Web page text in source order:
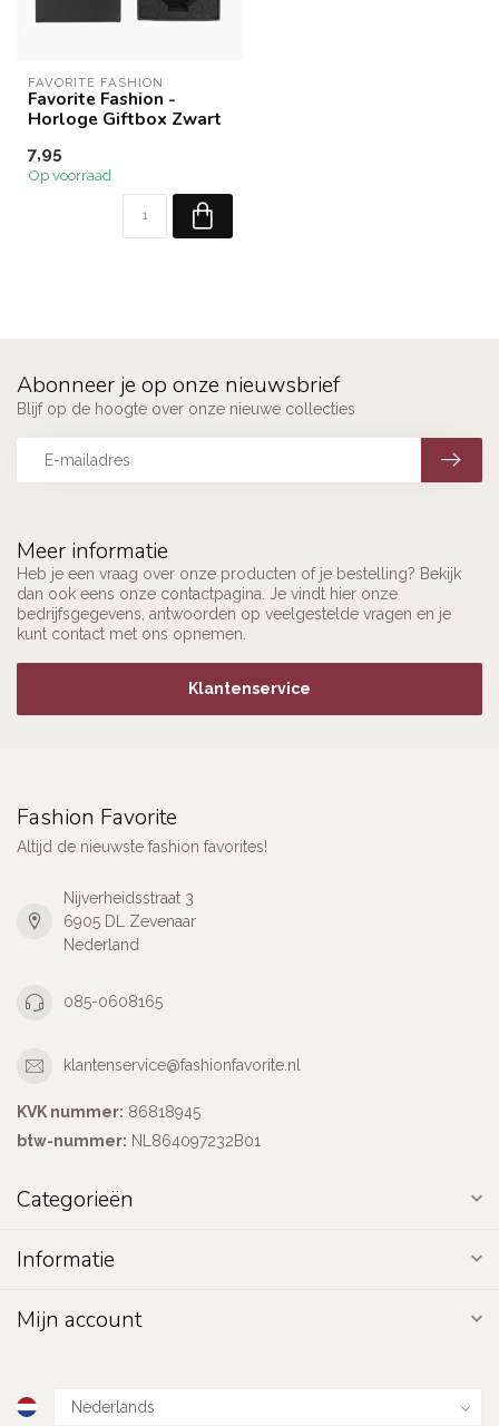
FAVORITE FASHION
Favorite Fashion -
Horloge Giftbox Zwart
7,95
Op voorraad
Meer informatie
Heb je een vraag over onze producten of je bestelling? Bekijk
dan ook eens onze contactpagina. Je vindt hier onze
bedrijfsgegevens, antwoorden op veelgestelde vragen en je
kunt contact met ons opnemen.
Klantenservice
Abonneer je op onze nieuwsbrief
Blijf op de hoogte over onze nieuwe collecties
Fashion Favorite
Altijd de nieuwste fashion favorites!
Nijverheidsstraat 3
6905 DL Zevenaar
Nederland
085-0608165
klantenservice@fashionfavorite.nl
KVK nummer: 86818945
btw-nummer: NL864097232B01
Categorieën
Informatie
Mijn account